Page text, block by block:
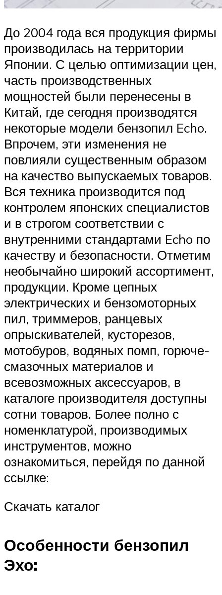
До 2004 года вся продукция фирмы
производилась на территории
Японии. С целью оптимизации цен,
часть производственных
мощностей были перенесены в
Китай, где сегодня производятся
некоторые модели бензопил Echo.
Впрочем, эти изменения не
повлияли существенным образом
на качество выпускаемых товаров.
Вся техника производится под
контролем японских специалистов
и в строгом соответствии с
внутренними стандартами Echo по
качеству и безопасности. Отметим
необычайно широкий ассортимент,
продукции. Кроме цепных
электрических и бензомоторных
пил, триммеров, ранцевых
опрыскивателей, кусторезов,
мотобуров, водяных помп, горюче-
смазочных материалов и
всевозможных аксессуаров, в
каталоге производителя доступны
сотни товаров. Более полно с
номенклатурой, производимых
инструментов, можно
ознакомиться, перейдя по данной
ссылке:
Скачать каталог
Особенности бензопил
Эхо: